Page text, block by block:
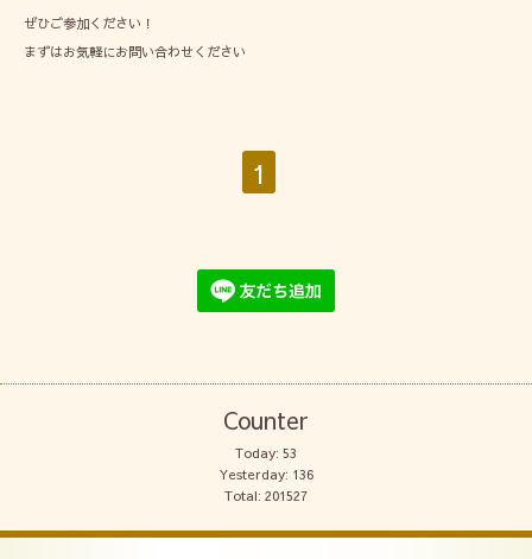
ぜひご参加ください！
まずはお気軽にお問い合わせください
1
Counter
Today: 53
Yesterday: 136
Total: 201527